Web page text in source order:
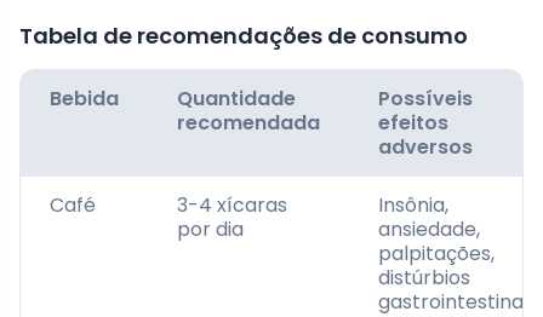
Tabela de recomendações de consumo
Bebida
Quantidade
recomendada
Possíveis
efeitos
adversos
Café
3-4 xícaras
por dia
Insônia,
ansiedade,
palpitações,
distúrbios
gastrointestinais